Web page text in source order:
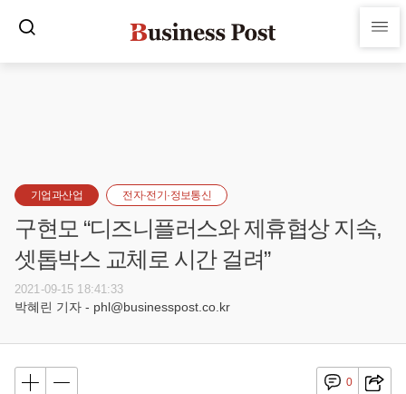
기업과산업 전자·전기·정보통신
구현모 “디즈니플러스와 제휴협상 지속,
셋톱박스 교체로 시간 걸려”
2021-09-15 18:41:33
박혜린 기자 - phl@businesspost.co.kr
0